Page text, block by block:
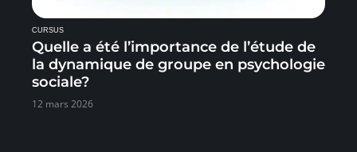
CURSUS
Quelle a été l’importance de l’étude de
la dynamique de groupe en psychologie
sociale?
12 mars 2026